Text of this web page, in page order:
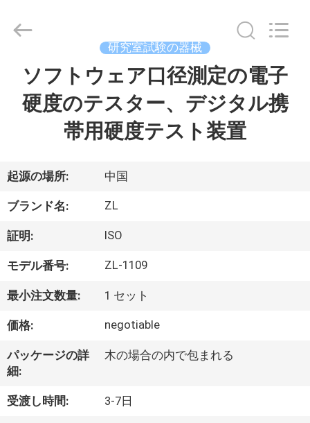
ダ
ク
ト
ビ
オ
Dongguan
Zhongli
Reserved.
研究室試験の器械
ソフトウェア口径測定の電子
硬度のテスター、デジタル携
帯用硬度テスト装置
起源の場所: 中国
ブランド名: ZL
証明: ISO
モデル番号: ZL-1109
最小注文数量: 1 セット
価格: negotiable
パッケージの詳
細:
木の場合の内で包まれる
受渡し時間: 3-7日